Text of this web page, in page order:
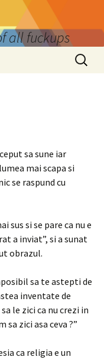
all fuckups
Search
for:
sa sune iar
mai scapa si
se raspund cu
sus si se pare ca nu e
a inviat”, si a sunat
obrazul.
sa te astepti de
inventate de
le zici ca nu crezi in
sa zici asa ceva ?”
ca religia e un